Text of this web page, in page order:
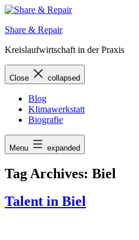
Skip
content
Share & Repair
Kreislaufwirtschaft in der Praxis
Close collapsed
Blog
Klimawerkstatt
Biografie
Menu expanded
Tag Archives: Biel
Talent in Biel